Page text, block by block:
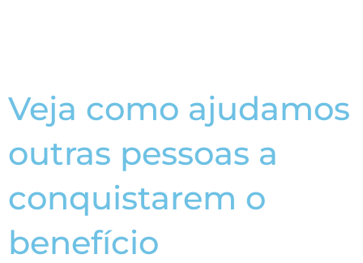
Veja como ajudamos
outras pessoas a
conquistarem o
benefício